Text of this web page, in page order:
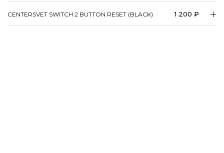
CENTERSVET SWITCH 2 BUTTON RESET (BLACK) 1 200 ₽